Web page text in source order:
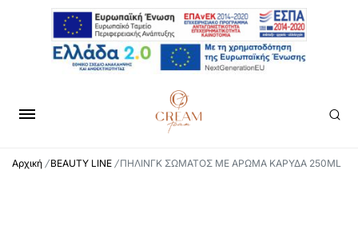
Αρχική /BEAUTY LINE /ΠΗΛΙΝΓΚ ΣΩΜΑΤΟΣ ΜΕ ΑΡΩΜΑ ΚΑΡΥΔΑ 250ML